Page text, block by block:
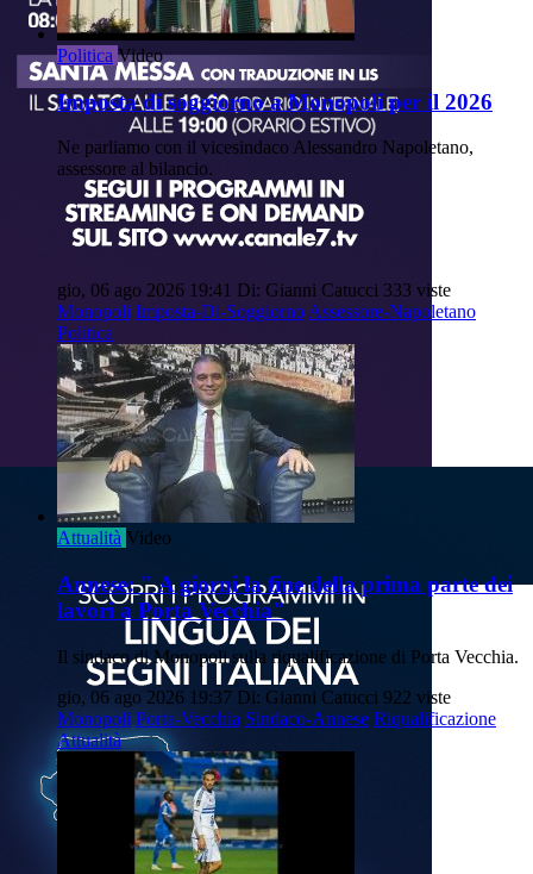
Politica Video
Imposta di soggiorno a Monopoli per il 2026
Ne parliamo con il vicesindaco Alessandro Napoletano,
assessore al bilancio.
gio, 06 ago 2026 19:41 Di: Gianni Catucci 333 viste
Monopoli Imposta-Di-SoggiornoAssessore-Napoletano
Politica
Attualità Video
Annese: " A giorni la fine della prima parte dei
lavori a Porta Vecchia"
Il sindaco di Monopoli sulla riqualificazione di Porta Vecchia.
gio, 06 ago 2026 19:37 Di: Gianni Catucci 922 viste
Monopoli Porta-Vecchia Sindaco-Annese Riqualificazione
Attualità